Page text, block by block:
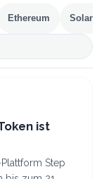
Ethereum Solana
ist
Step